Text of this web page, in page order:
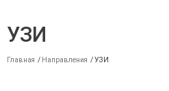
УЗИ
Главная / Направления /УЗИ